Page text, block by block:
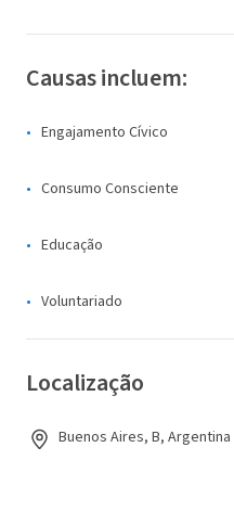
Causas incluem:
Engajamento Cívico
Consumo Consciente
Educação
Voluntariado
Localização
Buenos Aires, B, Argentina